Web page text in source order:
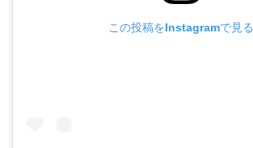
この投稿をInstagramで見る